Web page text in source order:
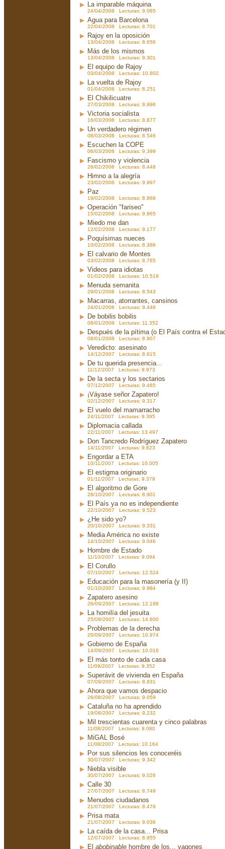
La imparable máquina
24/04/2008 Lecturas: 9.065
Agua para Barcelona
22/04/2008 Lecturas: 8.701
Rajoy en la oposición
13/04/2008 Lecturas: 8.656
Más de los mismos
13/04/2008 Lecturas: 9.301
El equipo de Rajoy
03/04/2008 Lecturas: 10.802
La vuelta de Rajoy
01/04/2008 Lecturas: 8.251
El Chikilicuatre
27/03/2008 Lecturas: 9.996
Victoria socialista
16/03/2008 Lecturas: 8.877
Un verdadero régimen
08/03/2008 Lecturas: 8.546
Escuchen la COPE
06/03/2008 Lecturas: 9.399
Fascismo y violencia
26/02/2008 Lecturas: 8.448
Himno a la alegría
23/02/2008 Lecturas: 9.997
Paz
19/02/2008 Lecturas: 8.868
Operación "fariseo"
15/02/2008 Lecturas: 9.865
Miedo me dan
12/02/2008 Lecturas: 9.177
Poquísimas nueces
10/02/2008 Lecturas: 8.386
El calvario de Montes
03/02/2008 Lecturas: 8.765
Videos para idiotas
01/02/2008 Lecturas: 10.519
Menuda semanita
29/01/2008 Lecturas: 8.543
Macarras, atorrantes, cansinos
24/01/2008 Lecturas: 9.446
De bobilis bobilis
08/01/2008 Lecturas: 11.352
Después de la pítima (o El País contra el
08/01/2008 Lecturas: 8.907
Veredicto: asesinato
14/12/2007 Lecturas: 8.815
De tu querida presencia...
11/12/2007 Lecturas: 9.973
De la secta y los sectarios
07/12/2007 Lecturas: 9.465
¡Váyase señor Zapatero!
02/12/2007 Lecturas: 9.317
El vuelo del mamarracho
24/11/2007 Lecturas: 9.395
Diplomacia callada
22/11/2007 Lecturas: 13.497
Don Tancredo Rodríguez Zapatero
14/11/2007 Lecturas: 9.823
Engordar a ETA
10/11/2007 Lecturas: 10.005
El estigma originario
01/11/2007 Lecturas: 9.379
El algoritmo de Gore
28/10/2007 Lecturas: 8.901
El País ya no es independiente
22/10/2007 Lecturas: 9.523
¿He sido yo?
20/10/2007 Lecturas: 9.331
Media América no existe
14/10/2007 Lecturas: 9.046
Hombre de Estado
11/10/2007 Lecturas: 9.094
El Corullo
07/10/2007 Lecturas: 12.524
Educación para la masonería (y II)
01/10/2007 Lecturas: 9.984
Zapatero asesino
26/09/2007 Lecturas: 12.188
La homilía del jesuita
25/09/2007 Lecturas: 14.600
Problemas de la derecha
20/09/2007 Lecturas: 10.974
Gobierno de España
14/09/2007 Lecturas: 10.016
El más tonto de cada casa
11/09/2007 Lecturas: 9.352
Superávit de vivienda en España
07/09/2007 Lecturas: 8.831
Ahora que vamos despacio
26/08/2007 Lecturas: 9.059
Cataluña no ha aprendido
19/08/2007 Lecturas: 9.232
Mil trescientas cuarenta y cinco palabras
11/08/2007 Lecturas: 9.080
MiGAL Bosé
11/08/2007 Lecturas: 10.164
Por sus silencios les conoceréis
30/07/2007 Lecturas: 9.342
Niebla visible
30/07/2007 Lecturas: 9.026
Calle 30
27/07/2007 Lecturas: 8.749
Menudos ciudadanos
21/07/2007 Lecturas: 8.478
Prisa mata
21/07/2007 Lecturas: 9.036
La caída de la casa... Prisa
12/07/2007 Lecturas: 8.955
El abobinable hombre de los... vagones